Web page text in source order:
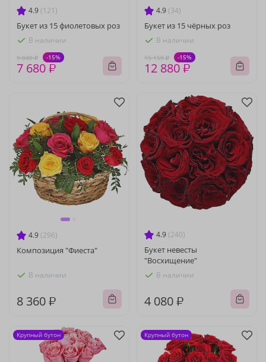
4.9 (121)
Букет из 15 фиолетовых роз
В наличии
9 040 ₽ -15%
7 680 ₽
4.9 (34)
Букет из 15 чёрных роз
В наличии
15 150 ₽ -15%
12 880 ₽
4.9 (296)
Композиция "Фиеста"
В наличии
8 360 ₽
4.9 (240)
Букет невесты
"Восхищение"
В наличии
4 080 ₽
Крупный бутон Крупный бутон